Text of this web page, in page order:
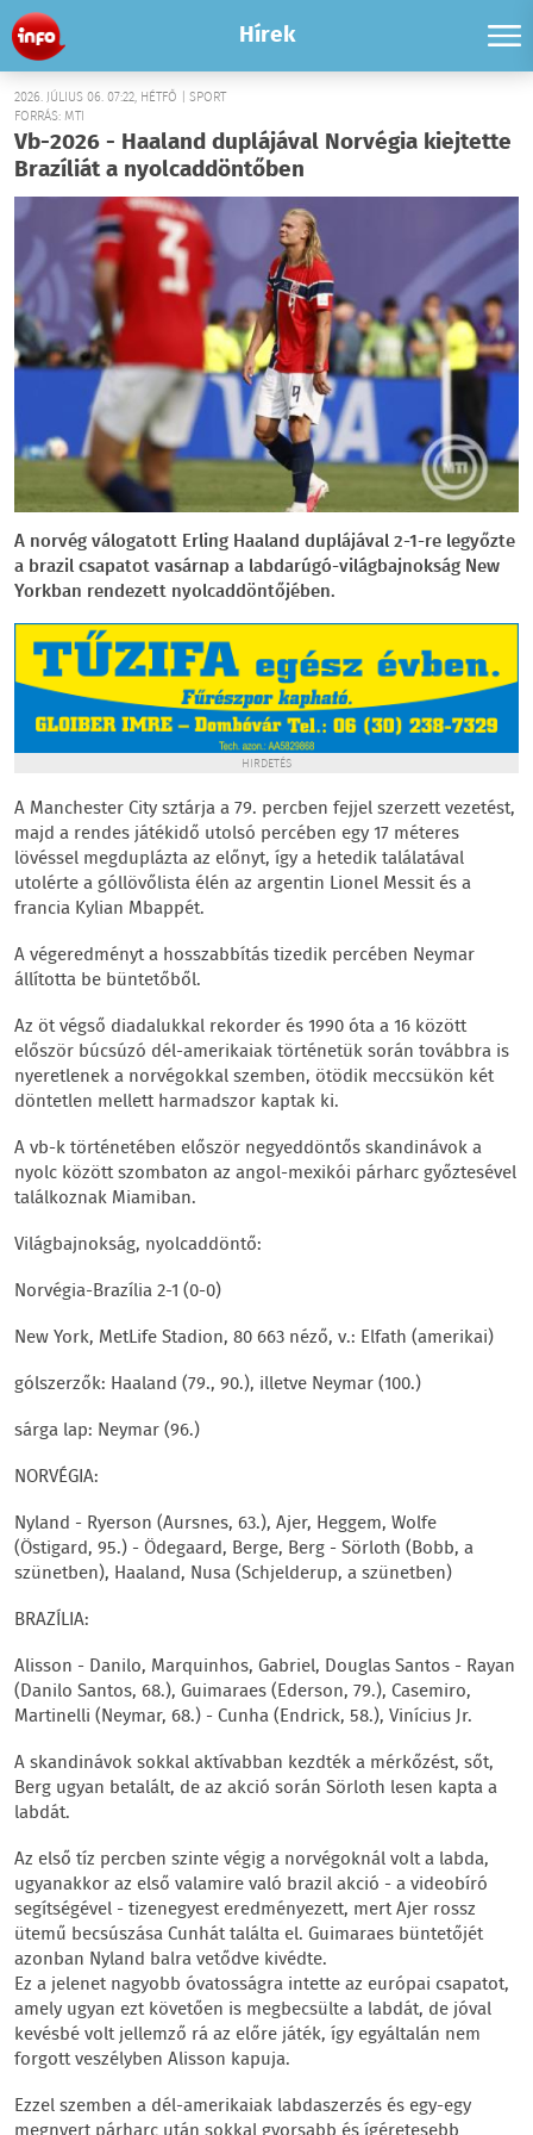
Hírek
2026. JÚLIUS 06. 07:22, HÉTFŐ | SPORT
FORRÁS: MTI
Vb-2026 - Haaland duplájával Norvégia kiejtette
Brazíliát a nyolcaddöntőben
A norvég válogatott Erling Haaland duplájával 2-1-re legyőzte
a brazil csapatot vasárnap a labdarúgó-világbajnokság New
Yorkban rendezett nyolcaddöntőjében.
HIRDETÉS
A Manchester City sztárja a 79. percben fejjel szerzett vezetést,
majd a rendes játékidő utolsó percében egy 17 méteres
lövéssel megduplázta az előnyt, így a hetedik találatával
utolérte a góllövőlista élén az argentin Lionel Messit és a
francia Kylian Mbappét.
A végeredményt a hosszabbítás tizedik percében Neymar
állította be büntetőből.
Az öt végső diadalukkal rekorder és 1990 óta a 16 között
először búcsúzó dél-amerikaiak történetük során továbbra is
nyeretlenek a norvégokkal szemben, ötödik meccsükön két
döntetlen mellett harmadszor kaptak ki.
A vb-k történetében először negyeddöntős skandinávok a
nyolc között szombaton az angol-mexikói párharc győztesével
találkoznak Miamiban.
Világbajnokság, nyolcaddöntő:
Norvégia-Brazília 2-1 (0-0)
New York, MetLife Stadion, 80 663 néző, v.: Elfath (amerikai)
gólszerzők: Haaland (79., 90.), illetve Neymar (100.)
sárga lap: Neymar (96.)
NORVÉGIA:
Nyland - Ryerson (Aursnes, 63.), Ajer, Heggem, Wolfe
(Östigard, 95.) - Ödegaard, Berge, Berg - Sörloth (Bobb, a
szünetben), Haaland, Nusa (Schjelderup, a szünetben)
BRAZÍLIA:
Alisson - Danilo, Marquinhos, Gabriel, Douglas Santos - Rayan
(Danilo Santos, 68.), Guimaraes (Ederson, 79.), Casemiro,
Martinelli (Neymar, 68.) - Cunha (Endrick, 58.), Vinícius Jr.
A skandinávok sokkal aktívabban kezdték a mérkőzést, sőt,
Berg ugyan betalált, de az akció során Sörloth lesen kapta a
labdát.
Az első tíz percben szinte végig a norvégoknál volt a labda,
ugyanakkor az első valamire való brazil akció - a videobíró
segítségével - tizenegyest eredményezett, mert Ajer rossz
ütemű becsúszása Cunhát találta el. Guimaraes büntetőjét
azonban Nyland balra vetődve kivédte.
Ez a jelenet nagyobb óvatosságra intette az európai csapatot,
amely ugyan ezt követően is megbecsülte a labdát, de jóval
kevésbé volt jellemző rá az előre játék, így egyáltalán nem
forgott veszélyben Alisson kapuja.
Ezzel szemben a dél-amerikaiak labdaszerzés és egy-egy